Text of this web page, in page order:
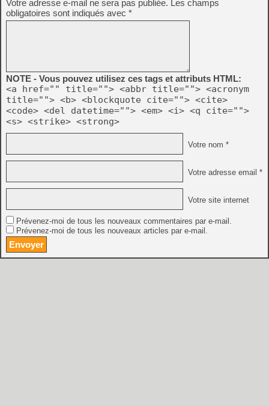
Votre adresse e-mail ne sera pas publiée. Les champs
obligatoires sont indiqués avec *
NOTE - Vous pouvez utilisez ces tags et attributs HTML:
<a href="" title=""> <abbr title=""> <acronym
title=""> <b> <blockquote cite=""> <cite>
<code> <del datetime=""> <em> <i> <q cite="">
<s> <strike> <strong>
Votre nom *
Votre adresse email *
Votre site internet
Prévenez-moi de tous les nouveaux commentaires par e-mail.
Prévenez-moi de tous les nouveaux articles par e-mail.